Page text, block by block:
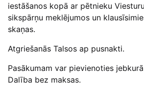
iestāšanos kopā ar pētnieku
sikspārņu meklējumos un
skaņas.
Atgriešanās Talsos ap pusnakti.
Pasākumam var pievienoties
Dalība bez maksas.